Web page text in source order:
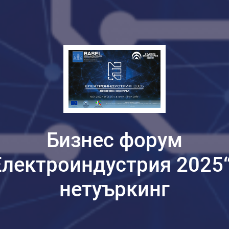
Бизнес форум
нетуъркинг